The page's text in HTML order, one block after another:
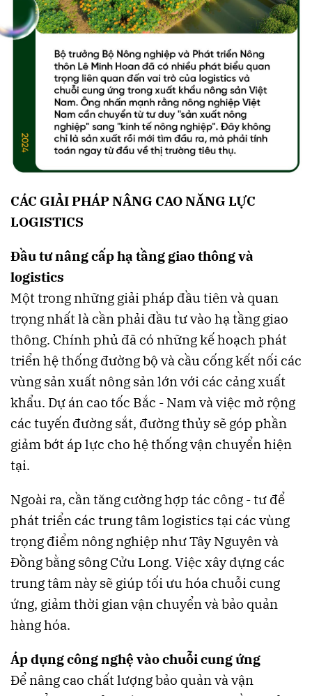
CÁC GIẢI PHÁP NÂNG CAO NĂNG LỰC
LOGISTICS
Đầu tư nâng cấp hạ tầng giao thông và
logistics
Một trong những giải pháp đầu tiên và quan
trọng nhất là cần phải đầu tư vào hạ tầng giao
thông. Chính phủ đã có những kế hoạch phát
triển hệ thống đường bộ và cầu cống kết nối các
vùng sản xuất nông sản lớn với các cảng xuất
khẩu. Dự án cao tốc Bắc - Nam và việc mở rộng
các tuyến đường sắt, đường thủy sẽ góp phần
giảm bớt áp lực cho hệ thống vận chuyển hiện
tại.
Ngoài ra, cần tăng cường hợp tác công - tư để
phát triển các trung tâm logistics tại các vùng
trọng điểm nông nghiệp như Tây Nguyên và
Đồng bằng sông Cửu Long. Việc xây dựng các
trung tâm này sẽ giúp tối ưu hóa chuỗi cung
ứng, giảm thời gian vận chuyển và bảo quản
hàng hóa.
Áp dụng công nghệ vào chuỗi cung ứng
Để nâng cao chất lượng bảo quản và vận